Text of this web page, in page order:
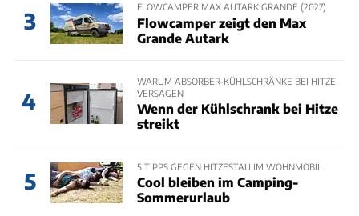
3
FLOWCAMPER MAX AUTARK GRANDE (2027)
Flowcamper zeigt den Max
Grande Autark
4
WARUM ABSORBER-KÜHLSCHRÄNKE BEI HITZE
VERSAGEN
Wenn der Kühlschrank bei Hitze
streikt
5
5 TIPPS GEGEN HITZESTAU IM WOHNMOBIL
Cool bleiben im Camping-
Sommerurlaub